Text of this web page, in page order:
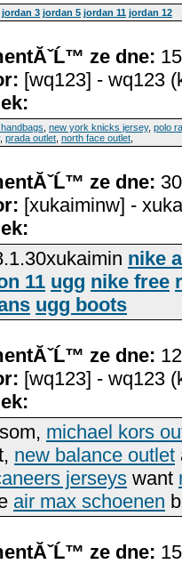
jordan 3 jordan 5 jordan 11 jordan 12
ze dne:
[wq123] - wq123
new york knicks jersey, polo
, prada outlet north face outlet
ze dne:
[xukaiminw] -
nike
11 ugg nike free
ugg boots
ze dne:
[wq123] - wq123
michael kors
new balance outlet
jerseys want
air max schoenen
ze dne: